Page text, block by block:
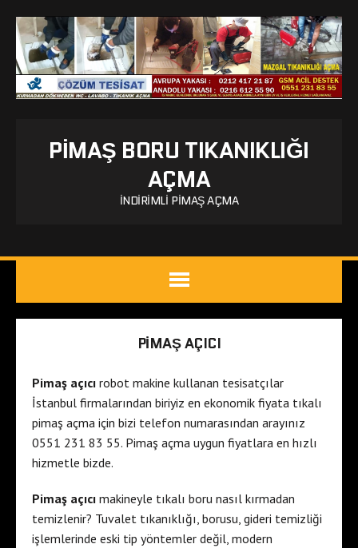
PIMAŞ BORU TIKANIKLIĞI
AÇMA
İNDIRIMLI PIMAŞ AÇMA
PIMAŞ AÇICI
Pimaş açıcı robot makine kullanan tesisatçılar
İstanbul firmalarından biriyiz en ekonomik fiyata tıkalı
pimaş açma için bizi telefon numarasından arayınız
0551 231 83 55. Pimaş açma uygun fiyatlara en hızlı
hizmetle bizde.
Pimaş açıcı makineyle tıkalı boru nasıl kırmadan
temizlenir? Tuvalet tıkanıklığı, borusu, gideri temizliği
işlemlerinde eski tip yöntemler değil, modern